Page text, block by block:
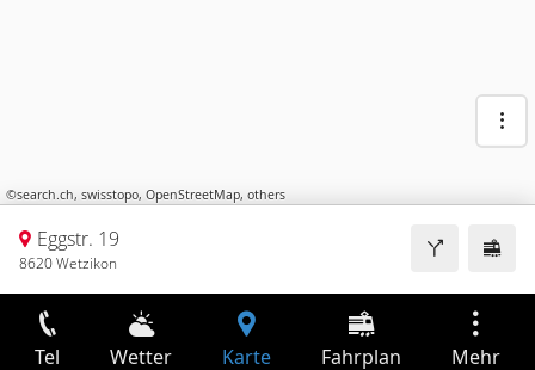
©search.ch, swisstopo, OpenStreetMap, others
Eggstr. 19
8620 Wetzikon
Tel Wetter Karte Fahrplan Mehr